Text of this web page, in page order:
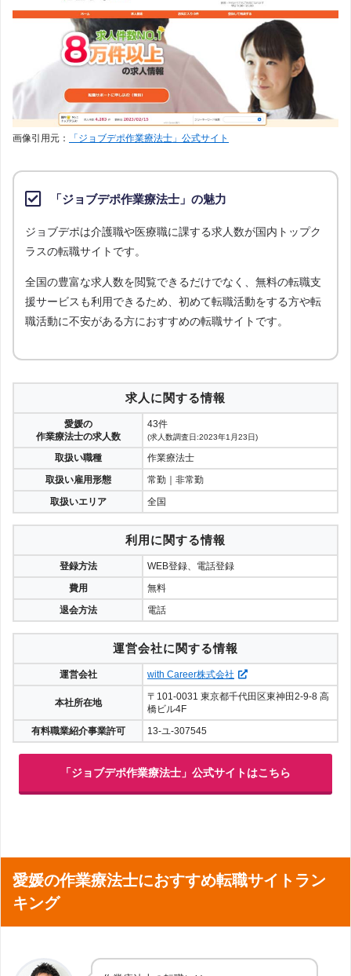
画像引用元： 「ジョブデポ作業療法士」公式サイト
「ジョブデポ作業療法士」の魅力
ジョブデポは介護職や医療職に課する求人数が国内トップク
ラスの転職サイトです。
全国の豊富な求人数を閲覧できるだけでなく、無料の転職支
援サービスも利用できるため、初めて転職活動をする方や転
職活動に不安がある方におすすめの転職サイトです。
求人に関する情報
愛媛の
作業療法士の求人数
43件
(求人数調査日:2023年1月23日)
取扱い職種
作業療法士
取扱い雇用形態
常勤｜非常勤
取扱いエリア
全国
利用に関する情報
登録方法
WEB登録、電話登録
費用
無料
退会方法
電話
運営会社に関する情報
運営会社 with Career株式会社
本社所在地
〒101-0031 東京都千代田区東神田2-9-8 高
橋ビル4F
有料職業紹介事業許可
13-ユ-307545
「ジョブデポ作業療法士」公式サイトはこちら
愛媛の作業療法士におすすめ転職サイトラン
キング